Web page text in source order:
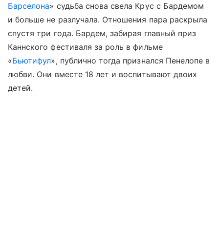
Барселона» судьба снова свела Крус с Бардемом
и больше не разлучала. Отношения пара раскрыла
спустя три года. Бардем, забирая главный приз
Каннского фестиваля за роль в фильме
«Бьютифул», публично тогда признался Пенелопе в
любви. Они вместе 18 лет и воспитывают двоих
детей.